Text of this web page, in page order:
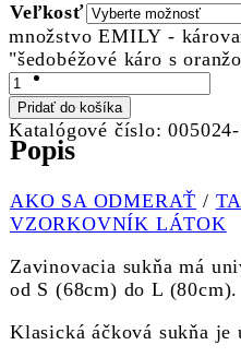
Veľkosť
množstvo EMILY -
"šedobéžové káro s
Pridať do košíka
Katalógové číslo:
Popis
AKO SA ODMERAŤ /
VZORKOVNÍK LÁTOK
Zavinovacia sukňa má
od S (68cm) do L (80cm).
Klasická áčková sukňa je